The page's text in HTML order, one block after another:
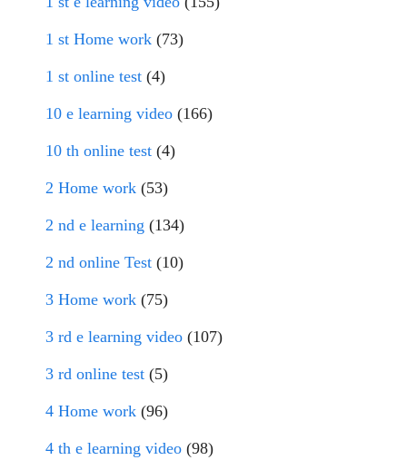
1 st Home work (73)
1 st online test (4)
10 e learning video (166)
10 th online test (4)
2 Home work (53)
2 nd e learning (134)
2 nd online Test (10)
3 Home work (75)
3 rd e learning video (107)
3 rd online test (5)
4 Home work (96)
4 th e learning video (98)